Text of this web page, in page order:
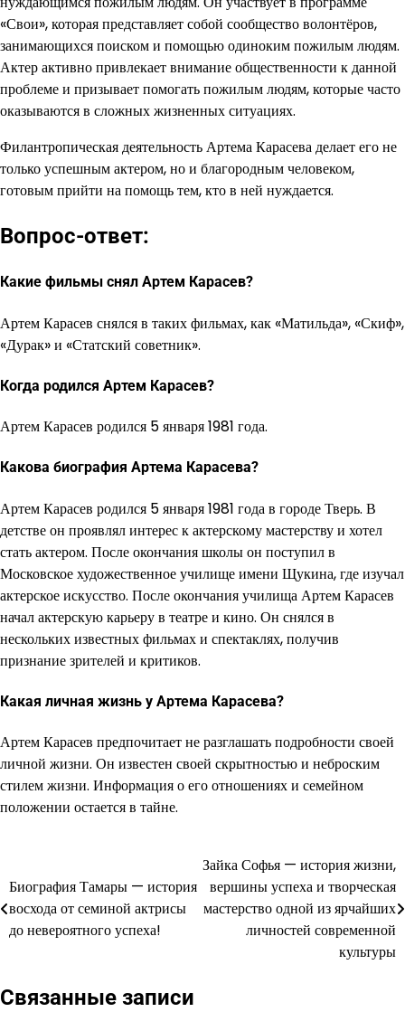
«Свои», которая представляет собой сообщество волонтёров,
занимающихся поиском и помощью одиноким пожилым людям.
Актер активно привлекает внимание общественности к данной
проблеме и призывает помогать пожилым людям, которые часто
оказываются в сложных жизненных ситуациях.
Филантропическая деятельность Артема Карасева делает его не
только успешным актером, но и благородным человеком,
готовым прийти на помощь тем, кто в ней нуждается.
Вопрос-ответ:
Какие фильмы снял Артем Карасев?
Артем Карасев снялся в таких фильмах, как «Матильда», «Скиф»,
«Дурак» и «Статский советник».
Когда родился Артем Карасев?
Артем Карасев родился 5 января 1981 года.
Какова биография Артема Карасева?
Артем Карасев родился 5 января 1981 года в городе Тверь. В
детстве он проявлял интерес к актерскому мастерству и хотел
стать актером. После окончания школы он поступил в
Московское художественное училище имени Щукина, где изучал
актерское искусство. После окончания училища Артем Карасев
начал актерскую карьеру в театре и кино. Он снялся в
нескольких известных фильмах и спектаклях, получив
признание зрителей и критиков.
Какая личная жизнь у Артема Карасева?
Артем Карасев предпочитает не разглашать подробности своей
личной жизни. Он известен своей скрытностью и неброским
стилем жизни. Информация о его отношениях и семейном
положении остается в тайне.
по
записям
Биография Тамары — история
восхода от семиной актрисы
до невероятного успеха!
Зайка Софья — история жизни,
вершины успеха и творческая
мастерство одной из ярчайших
личностей современной
культуры
Связанные записи